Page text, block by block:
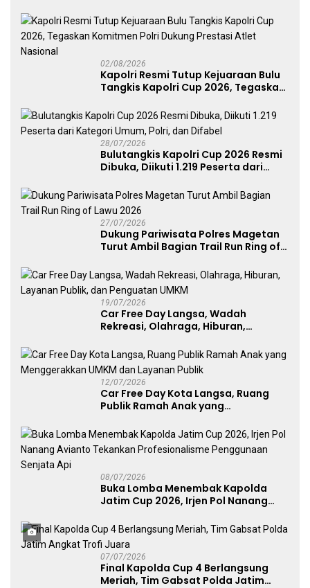
02/08/2026
Kapolri Resmi Tutup Kejuaraan Bulu
Tangkis Kapolri Cup 2026, Tegaskan
Atlet Nasional
28/07/2026
Bulutangkis Kapolri Cup 2026 Resmi
Dibuka, Diikuti 1.219 Peserta dari
27/07/2026
Dukung Pariwisata Polres Magetan
Turut Ambil Bagian Trail Run Ring of
19/07/2026
Car Free Day Langsa, Wadah
Rekreasi, Olahraga, Hiburan,
UMKM
12/07/2026
Car Free Day Kota Langsa, Ruang
Publik Ramah Anak yang
Publik
08/07/2026
Buka Lomba Menembak Kapolda
Jatim Cup 2026, Irjen Pol Nanang
Penggunaan Senjata Api
07/07/2026
Final Kapolda Cup 4 Berlangsung
Meriah, Tim Gabsat Polda Jatim